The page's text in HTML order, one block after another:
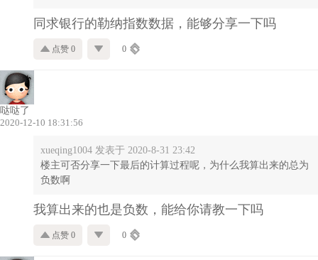
同求银行的勒纳指数数据，能够分享一下吗
点赞 0 0
哒哒了
2020-12-10 18:31:56
xueqing1004 发表于 2020-8-31 23:42
楼主可否分享一下最后的计算过程呢，为什么我算出来的总为
负数啊
我算出来的也是负数，能给你请教一下吗
点赞 0 0